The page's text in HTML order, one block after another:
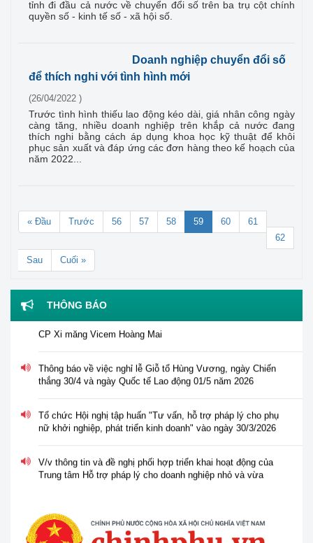
tỉnh đi đầu cả nước về chuyển đổi số trên ba trụ cột chính
quyền số - kinh tế số - xã hội số.
Doanh nghiệp chuyển đổi số
để thích nghi với tình hình mới
(26/04/2022 )
Trước tình hình thiếu lao động kéo dài, giá nhân công ngày
càng tăng, nhiều doanh nghiệp trên khắp cả nước đang
thích nghi bằng cách áp dụng khoa học kỹ thuật để khôi
phục sản xuất và đáp ứng các đơn hàng theo kế hoạch của
năm 2022...
« Đầu Trước 56 57 58 59 60
61
62
Sau Cuối »
THÔNG BÁO
Thông báo tuyển dụng viên chức năm 2026 của Trung tâm
CP Xi măng Vicem Hoàng Mai
Thông báo về việc nghỉ lễ Giỗ tổ Hùng Vương, ngày Chiến
thắng 30/4 và ngày Quốc tế Lao động 01/5 năm 2026
Tổ chức Hội nghị tập huấn "Tư vấn, hỗ trợ pháp lý cho phụ
nữ khởi nghiệp, phát triển kinh doanh" vào ngày 30/3/2026
V/v thông tin và đề nghị phối hợp triển khai hoạt động của
Trung tâm Hỗ trợ pháp lý cho doanh nghiệp nhỏ và vừa